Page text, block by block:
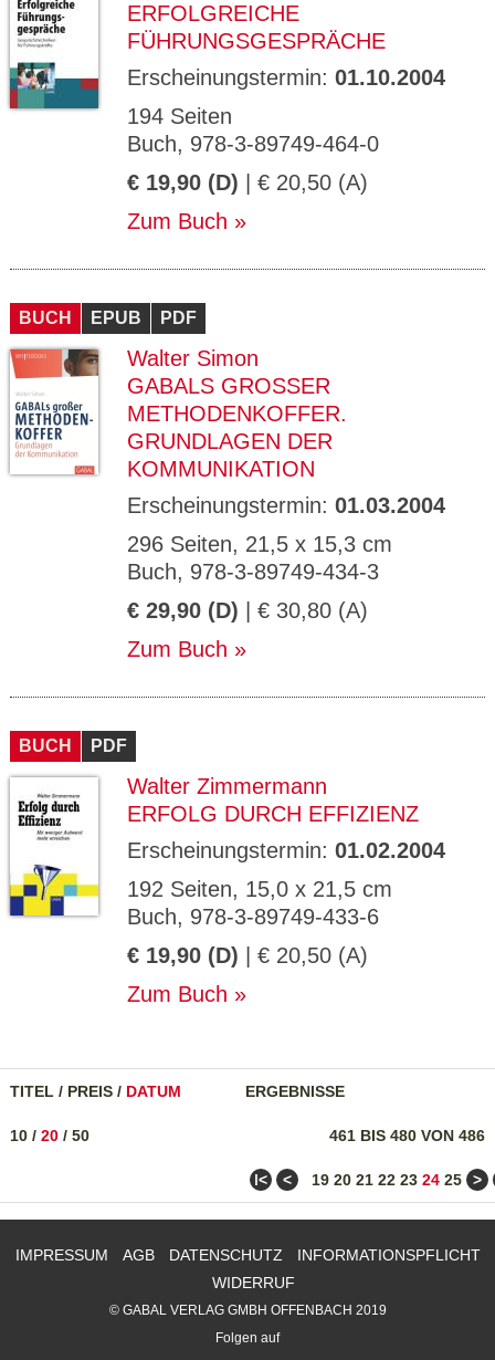
ERFOLGREICHE
FÜHRUNGSGESPRÄCHE
Erscheinungstermin: 01.10.2004
194 Seiten
Buch, 978-3-89749-464-0
€ 19,90 (D) | € 20,50 (A)
Zum Buch
BUCH EPUB PDF
Walter Simon
GABALS GROSSER M
ETHODENKOFFER. G
RUNDLAGEN DER K
OMMUNIKATION
Erscheinungstermin: 01.03.2004
296 Seiten, 21,5 x 15,3 cm
Buch, 978-3-89749-434-3
€ 29,90 (D) | € 30,80 (A)
Zum Buch
BUCH PDF
Walter Zimmermann
ERFOLG DURCH EFFIZIENZ
Erscheinungstermin: 01.02.2004
192 Seiten, 15,0 x 21,5 cm
Buch, 978-3-89749-433-6
€ 19,90 (D) | € 20,50 (A)
Zum Buch
TITEL / PREIS / DATUM ERGEBNISSE
461 BIS 480 VON 486
10 / 20 / 50
ǀ< < 19 20 21 22 23 24 25 >
IMPRESSUM AGB DATENSCHUTZ
INFORMATIONSPFLICHT
WIDERRUF
© GABAL VERLAG GMBH OFFENBACH 2019
Folgen auf